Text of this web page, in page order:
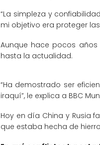
“La simpleza y
mi objetivo era proteger
Aunque hace pocos
hasta la actualidad.
“Ha demostrado ser
iraquí”, le explica a BBC
Hoy en día China y Rusia
que estaba hecha de